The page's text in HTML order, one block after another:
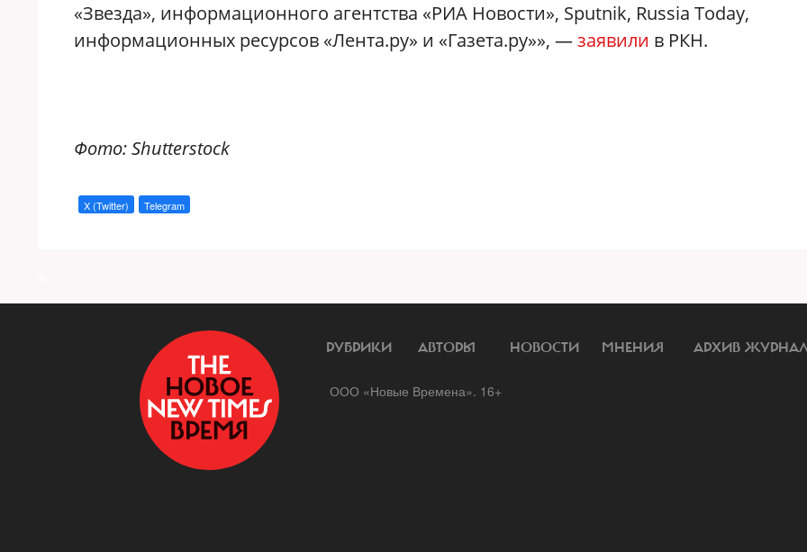
«Звезда», информационного агентства «РИА Новости», Sputnik, Russia Today,
информационных ресурсов «Лента.ру» и «Газета.ру»», —заявили в РКН.
Фото: Shutterstock
X (Twitter) Telegram
РУБРИКИ АВТОРЫ НОВОСТИ МНЕНИЯ АРХИВ
ООО «Новые Времена». 16+